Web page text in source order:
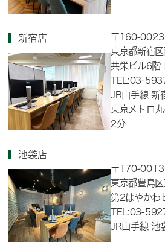
新宿店
〒160-0023
東京都新宿
共栄ビル6階
TEL:03-
JR山手線 新
東京メトロ
2分
池袋店
〒170-0013
東京都豊島
第2はやかわ
TEL:03-
JR山手線 池